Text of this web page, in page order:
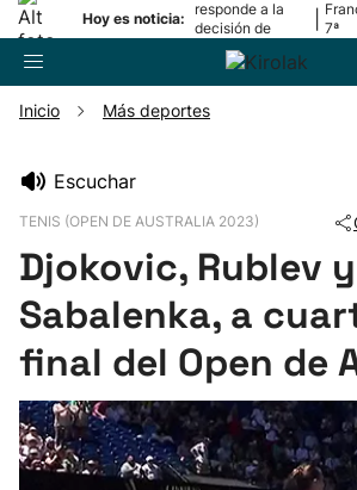
Hoy es noticia:
responde a la
decisión de
Oriamendi
7ª
Pelota
Remo
Baloncesto
Inicio Más deportes
Escuchar
TENIS (OPEN DE AUSTRALIA 2023)
Djokovic, Rublev y
Sabalenka, a
final del Open de